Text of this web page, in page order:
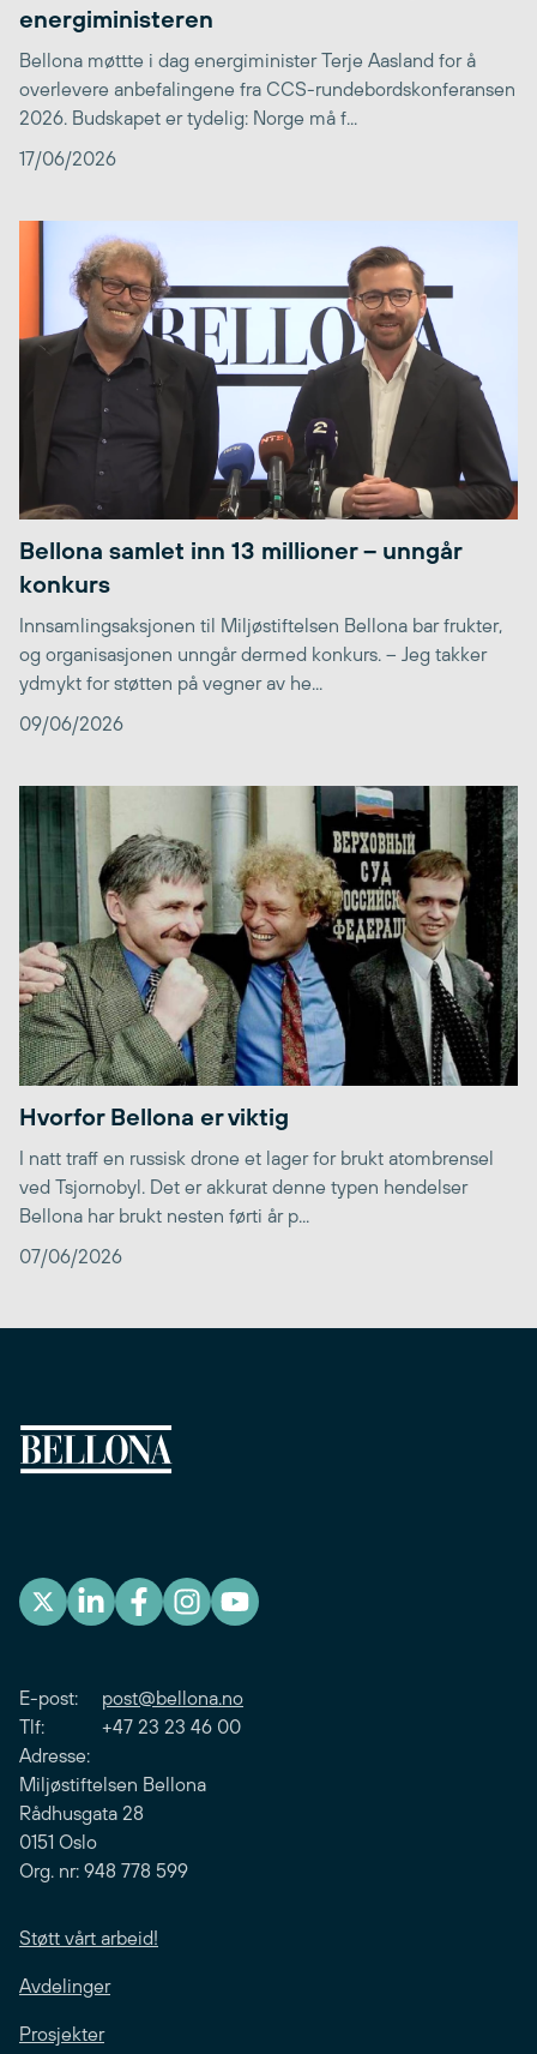
energiministeren
Bellona møttte i dag energiminister Terje Aasland for å
overlevere anbefalingene fra CCS-rundebordskonferansen
2026. Budskapet er tydelig: Norge må f...
17/06/2026
Bellona samlet inn 13 millioner – unngår
konkurs
Innsamlingsaksjonen til Miljøstiftelsen Bellona bar frukter,
og organisasjonen unngår dermed konkurs. – Jeg takker
ydmykt for støtten på vegner av he...
09/06/2026
Hvorfor Bellona er viktig
I natt traff en russisk drone et lager for brukt atombrensel
ved Tsjornobyl. Det er akkurat denne typen hendelser
Bellona har brukt nesten førti år p...
07/06/2026
E-post: post@bellona.no
Tlf: +47 23 23 46 00
Adresse:
Miljøstiftelsen Bellona
Rådhusgata 28
0151 Oslo
Org. nr: 948 778 599
Støtt vårt arbeid!
Avdelinger
Prosjekter